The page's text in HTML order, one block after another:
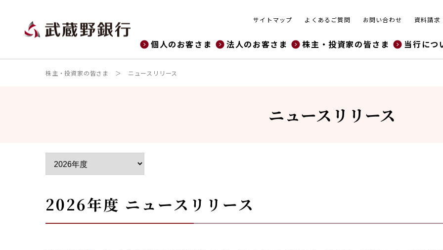
サイトマップ よくあるご質問 お問い合わせ 資料請求
個人のお客さま 法人のお客さま 株主・投資家の皆さま 当行につ
株主・投資家の皆さま ニュースリリース
ニュースリリース
2026年度 ニュースリリース